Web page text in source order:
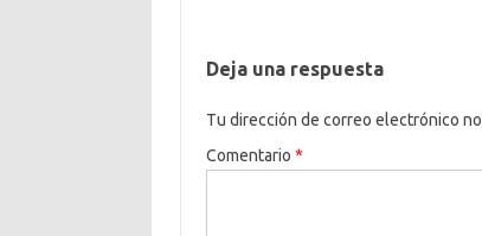
Deja una respuesta
Tu dirección de correo electrónico
Comentario *